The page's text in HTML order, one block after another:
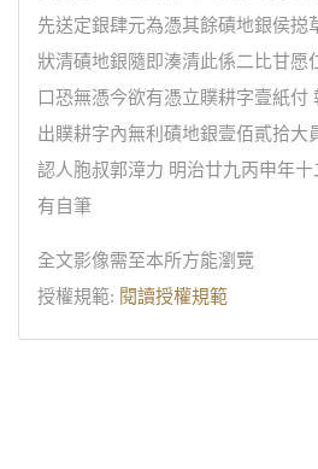
先送定銀肆元為憑其餘磧地銀侯搃
狀清磧地銀隨即湊清此係二比甘愿
口恐無憑今欲有憑立贌耕字壹紙付
出贌耕字內無利磧地銀壹佰貳拾大
認人胞叔郭漳力 明治廿九丙申年
有自筆
全文影像需至本所方能瀏覽
授權規範: 閱讀授權規範